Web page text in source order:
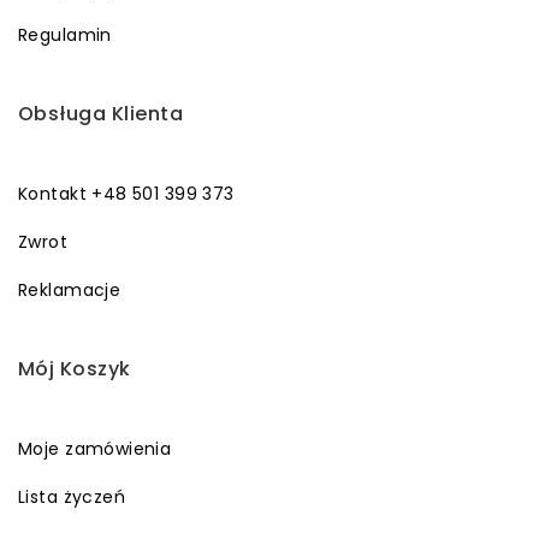
Regulamin
Obsługa Klienta
Kontakt +48 501 399 373
Zwrot
Reklamacje
Mój Koszyk
Moje zamówienia
Lista życzeń